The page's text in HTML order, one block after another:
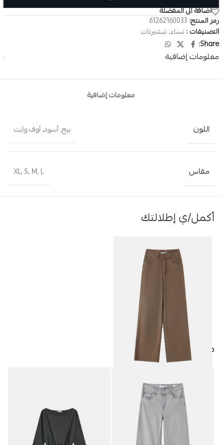
اضافة الى المفضلة
رمز المنتج: 61262160033
التصنيفات : نساء, تيشيرتات
Share:
معلومات إضافية
معلومات إضافية
اللون بيج,أسود,أوف وايت
مقاس XL, S, M, L
أكمل/ي إطلالتك
بنطلون جينز نسائي
22.50
منتجات مميزة